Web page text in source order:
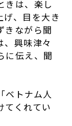
きは、楽し
げ、目を大き
きながら聞
、興味津々
に伝え、聞
ベトナム人
てくれてい